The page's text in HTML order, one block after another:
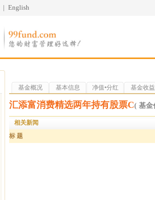
| English
基金概况 基本信息 净值•分红 基金收益
汇添富消费精选两年持有股票C( 基金
相关新闻
标 题